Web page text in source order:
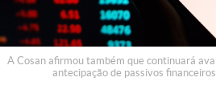
A Cosan afirmou também que continuará
antecipação de passivos